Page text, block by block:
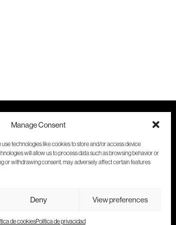
Manage Consent
technologies like cookies to store and/or access device
will allow us to process data such as browsing behavior or
or withdrawing consent, may adversely affect certain features
Deny View preferences
de cookiesPolítica de privacidad